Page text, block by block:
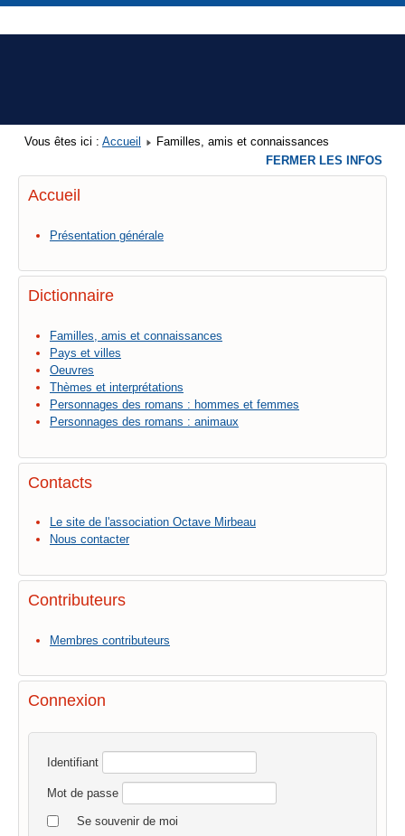
Vous êtes ici : Accueil Familles, amis et connaissances
Accueil
Présentation générale
Dictionnaire
Familles, amis et connaissances
Pays et villes
Oeuvres
Thèmes et interprétations
Personnages des romans : hommes et femmes
Personnages des romans : animaux
Contacts
Le site de l'association Octave Mirbeau
Nous contacter
Contributeurs
Membres contributeurs
Connexion
Identifiant
Mot de passe
Se souvenir de moi
FERMER LES INFOS